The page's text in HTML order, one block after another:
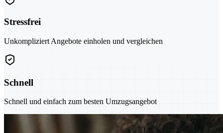
Stressfrei
Unkompliziert Angebote einholen und vergleichen
Schnell
Schnell und einfach zum besten Umzugsangebot